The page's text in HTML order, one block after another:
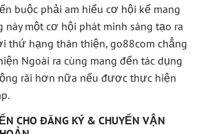
buộc phải am hiểu cơ hội kế mang
này một cơ hội phát minh sáng tạo ra
thứ hạng thân thiện, go88com chẳng
Ngoài ra cùng mang đến tác dụng
rãi hơn nữa nếu được thực hiện
CHO ĐĂNG KÝ & CHUYỂN VẬN